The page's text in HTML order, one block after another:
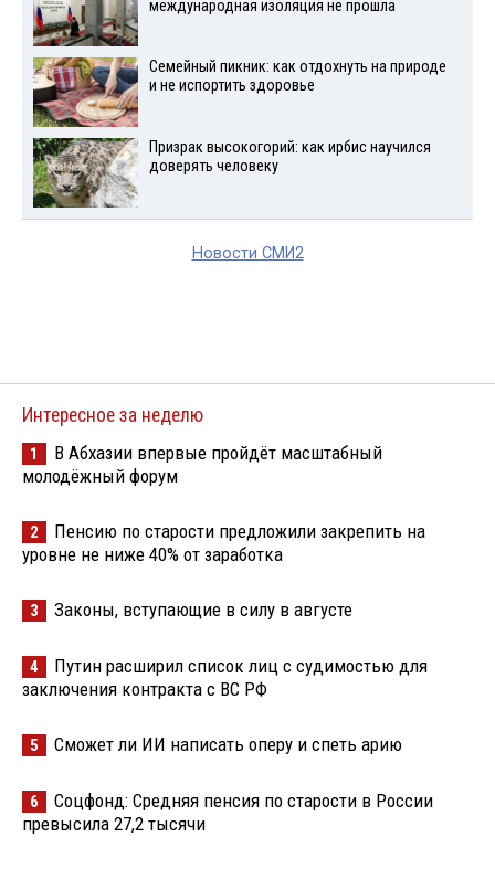
международная изоляция не прошла
Семейный пикник: как отдохнуть на природе
и не испортить здоровье
Призрак высокогорий: как ирбис научился
доверять человеку
Новости СМИ2
Интересное за неделю
1
В Абхазии впервые пройдёт масштабный
молодёжный форум
2
Пенсию по старости предложили закрепить на
уровне не ниже 40% от заработка
3 Законы, вступающие в силу в августе
4
Путин расширил список лиц с судимостью для
заключения контракта с ВС РФ
5 Сможет ли ИИ написать оперу и спеть арию
6
Соцфонд: Средняя пенсия по старости в России
превысила 27,2 тысячи